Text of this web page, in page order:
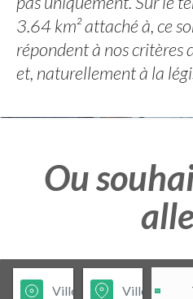
3.64 km² attaché à, ce
répondent à nos critères
et, naturellement à la
Ou